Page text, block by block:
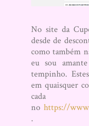
No site da
desde de
como também
eu sou
tempinho.
em quaisquer
cada
no https://
.